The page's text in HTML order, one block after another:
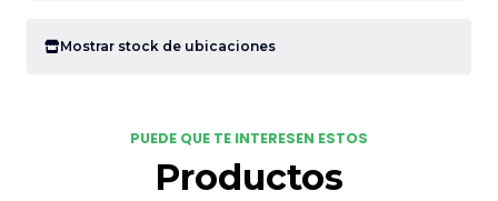
Mostrar stock de ubicaciones
PUEDE QUE TE INTERESEN ESTOS
Productos